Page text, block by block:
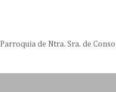
Parroquia de Ntra. Sra. de